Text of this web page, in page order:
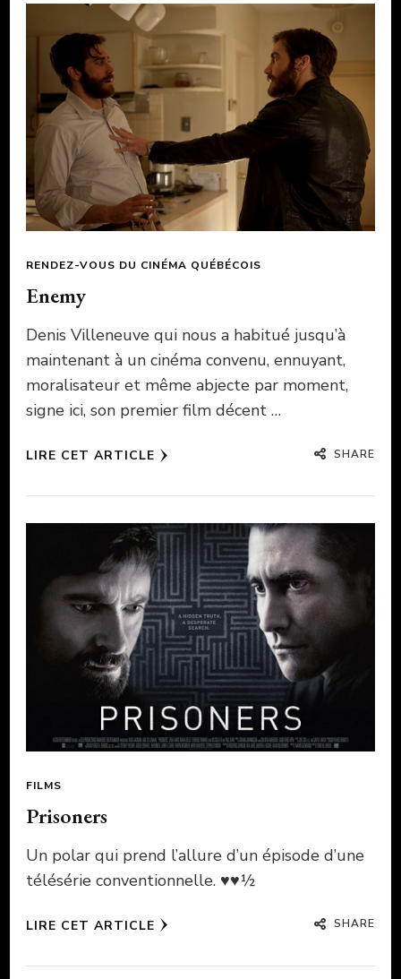
RENDEZ-VOUS DU CINÉMA QUÉBÉCOIS
Enemy
Denis Villeneuve qui nous a habitué jusqu’à
maintenant à un cinéma convenu, ennuyant,
moralisateur et même abjecte par moment,
signe ici, son premier film décent …
LIRE CET ARTICLE SHARE
FILMS
Prisoners
Un polar qui prend l’allure d’un épisode d’une
télésérie conventionnelle. ♥♥½
LIRE CET ARTICLE SHARE